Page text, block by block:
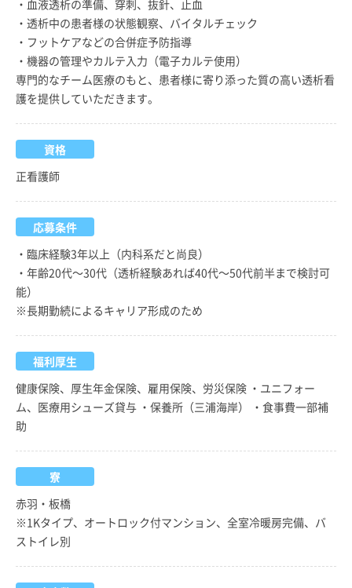
・血液透析の準備、穿刺、抜針、止血
・透析中の患者様の状態観察、バイタルチェック
・フットケアなどの合併症予防指導
・機器の管理やカルテ入力（電子カルテ使用）
専門的なチーム医療のもと、患者様に寄り添った質の高い透析看
護を提供していただきます。
資格
正看護師
応募条件
・臨床経験3年以上（内科系だと尚良）
・年齢20代～30代（透析経験あれば40代～50代前半まで検討可
能）
※長期勤続によるキャリア形成のため
福利厚生
健康保険、厚生年金保険、雇用保険、労災保険 ・ユニフォー
ム、医療用シューズ貸与 ・保養所（三浦海岸） ・食事費一部補
助
寮
赤羽・板橋
※1Kタイプ、オートロック付マンション、全室冷暖房完備、バ
ストイレ別